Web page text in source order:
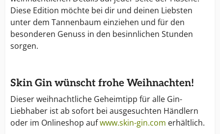
Diese Edition möchte bei dir und deinen Liebsten
unter dem Tannenbaum einziehen und für den
besonderen Genuss in den besinnlichen Stunden
sorgen.
Skin Gin wünscht frohe Weihnachten!
Dieser weihnachtliche Geheimtipp für alle Gin-
Liebhaber ist ab sofort bei ausgesuchten Händlern
oder im Onlineshop aufwww.skin-gin.com erhältlich.